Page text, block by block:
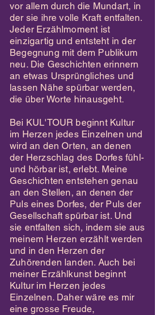
vor allem durch die Mundart, in
der sie ihre volle Kraft entfalten.
Jeder Erzählmoment ist
einzigartig und entsteht in der
Begegnung mit dem Publikum
neu. Die Geschichten erinnern
an etwas Ursprüngliches und
lassen Nähe spürbar werden,
die über Worte hinausgeht.
Bei KUL'TOUR beginnt Kultur
im Herzen jedes Einzelnen und
wird an den Orten, an denen
der Herzschlag des Dorfes fühl-
und hörbar ist, erlebt. Meine
Geschichten entstehen genau
an den Stellen, an denen der
Puls eines Dorfes, der Puls der
Gesellschaft spürbar ist. Und
sie entfalten sich, indem sie aus
meinem Herzen erzählt werden
und in den Herzen der
Zuhörenden landen. Auch bei
meiner Erzählkunst beginnt
Kultur im Herzen jedes
Einzelnen. Daher wäre es mir
eine grosse Freude,